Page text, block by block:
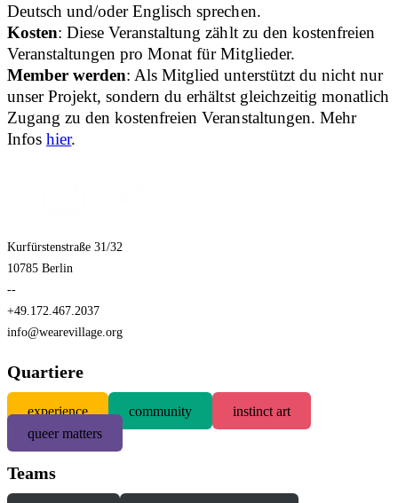
Deutsch und/oder Englisch sprechen.
Kosten: Diese Veranstaltung zählt zu den kostenfreien
Veranstaltungen pro Monat für Mitglieder.
Member werden: Als Mitglied unterstützt du nicht nur
unser Projekt, sondern du erhältst gleichzeitig monatlich
Zugang zu den kostenfreien Veranstaltungen. Mehr
Infoshier.
Kurfürstenstraße 31/32
10785 Berlin
--
+49.172.467.2037
info@wearevillage.org
Quartiere
experience community
instinct art
queer matters
Teams